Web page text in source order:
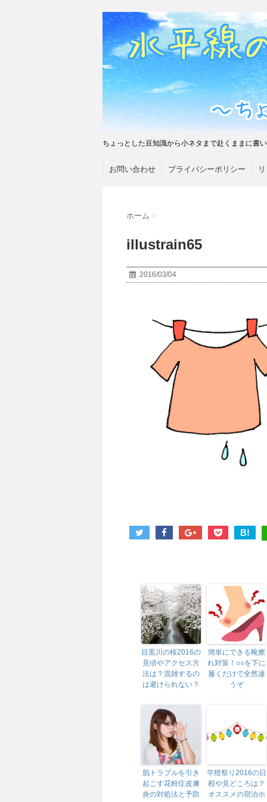
ちょっとした豆知識から小ネタまで赴くままに書
お問い合わせ プライバシーポリシー
ホーム >
illustrain65
2016/03/04
B!
目黒川の桜2016の
見頃やアクセス方
法は？混雑するの
は避けられない？
簡単にできる靴擦
れ対策！○○を下に
履くだけで全然違
うぞ
肌トラブルを引き
起こす花粉症皮膚
炎の対処法と予防
竿燈祭り2016の日
程や見どころは？
オススメの宿泊ホ